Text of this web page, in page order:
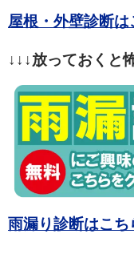
屋根・外壁診断は
↓↓↓放っておくと
雨漏り診断はこち